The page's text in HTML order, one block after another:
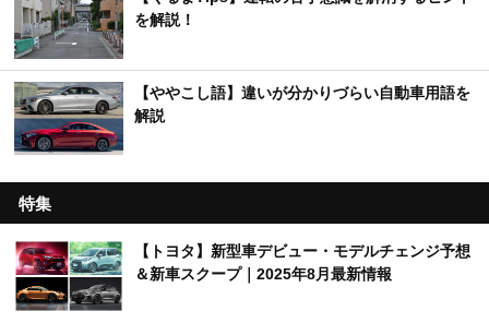
を解説！
【ややこし語】違いが分かりづらい自動車用語を
解説
特集
【トヨタ】新型車デビュー・モデルチェンジ予想
＆新車スクープ｜2025年8月最新情報